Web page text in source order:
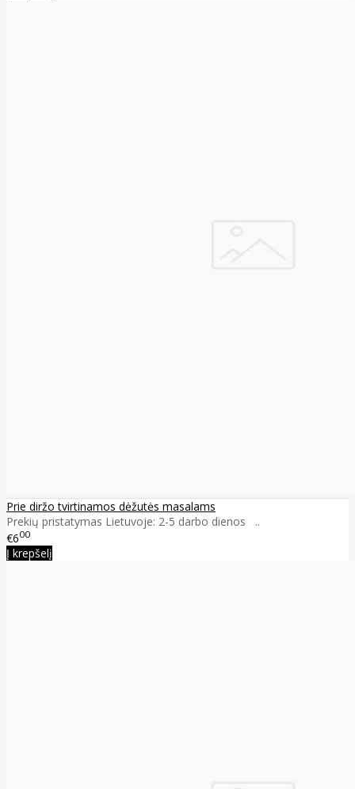
Prie diržo tvirtinamos dėžutės masalams
Prekių pristatymas Lietuvoje: 2-5 darbo dienos ..
€600
Į krepšelį